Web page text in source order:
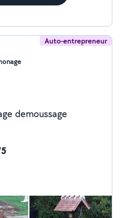
Auto-entrepreneur
demoussage